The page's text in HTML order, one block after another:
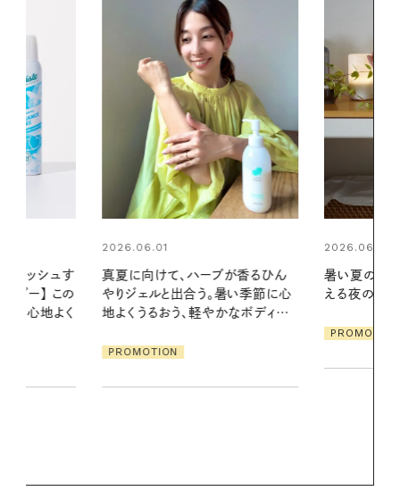
が香るひん
い季節に心
なボディケ
2026.06.01
暑い夏のナイトルーティン。私を整
える夜の爽やかご褒美ケア
2026.07.21
発・ベーリングの